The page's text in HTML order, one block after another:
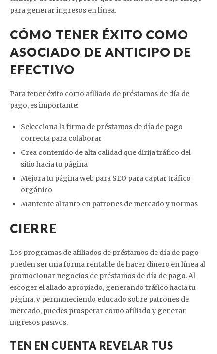
para generar ingresos en línea.
CÓMO TENER ÉXITO COMO
ASOCIADO DE ANTICIPO DE
EFECTIVO
Para tener éxito como afiliado de préstamos de día de
pago, es importante:
Selecciona la firma de préstamos de día de pago
correcta para colaborar
Crea contenido de alta calidad que dirija tráfico del
sitio hacia tu página
Mejora tu página web para SEO para captar tráfico
orgánico
Mantente al tanto en patrones de mercado y normas
CIERRE
Los programas de afiliados de préstamos de día de pago
pueden ser una forma rentable de hacer dinero en línea al
promocionar negocios de préstamos de día de pago. Al
escoger el aliado apropiado, generando tráfico hacia tu
página, y permaneciendo educado sobre patrones de
mercado, puedes prosperar como afiliado y generar
ingresos pasivos.
TEN EN CUENTA REVELAR TUS